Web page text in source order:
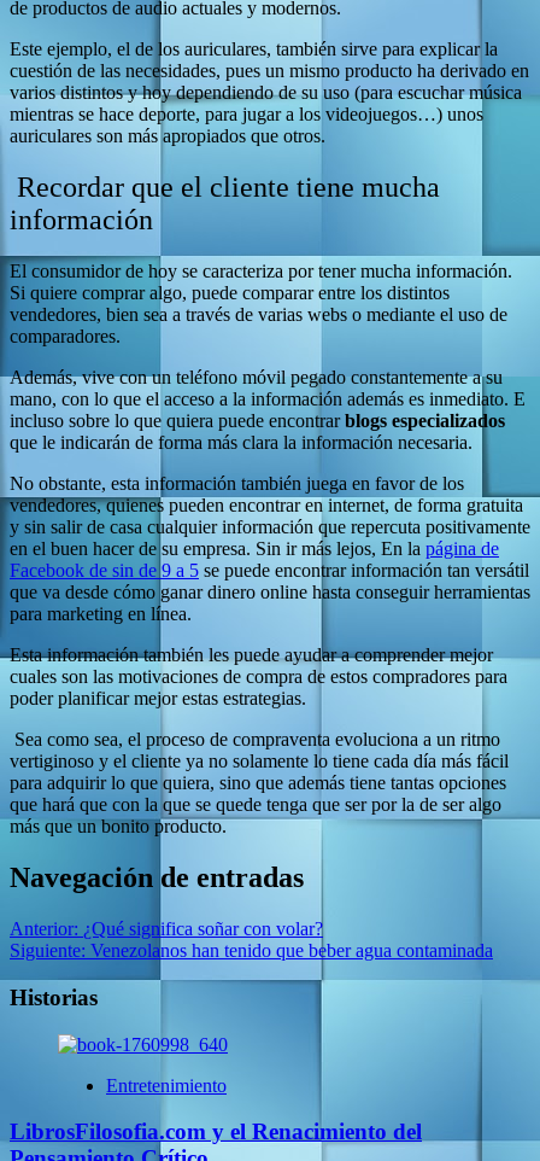
de productos de audio actuales y modernos.
Este ejemplo, el de los auriculares, también sirve para explicar la
cuestión de las necesidades, pues un mismo producto ha derivado en
varios distintos y hoy dependiendo de su uso (para escuchar música
mientras se hace deporte, para jugar a los videojuegos…) unos
auriculares son más apropiados que otros.
Recordar que el cliente tiene mucha
información
El consumidor de hoy se caracteriza por tener mucha información.
Si quiere comprar algo, puede comparar entre los distintos
vendedores, bien sea a través de varias webs o mediante el uso de
comparadores.
Además, vive con un teléfono móvil pegado constantemente a su
mano, con lo que el acceso a la información además es inmediato. E
incluso sobre lo que quiera puede encontrarblogs especializados
que le indicarán de forma más clara la información necesaria.
No obstante, esta información también juega en favor de los
vendedores, quienes pueden encontrar en internet, de forma gratuita
y sin salir de casa cualquier información que repercuta positivamente
en el buen hacer de su empresa. Sin ir más lejos, En la página de
Facebook de sin de 9 a 5 se puede encontrar información tan versátil
que va desde cómo ganar dinero online hasta conseguir herramientas
para marketing en línea.
Esta información también les puede ayudar a comprender mejor
cuales son las motivaciones de compra de estos compradores para
poder planificar mejor estas estrategias.
Sea como sea, el proceso de compraventa evoluciona a un ritmo
vertiginoso y el cliente ya no solamente lo tiene cada día más fácil
para adquirir lo que quiera, sino que además tiene tantas opciones
que hará que con la que se quede tenga que ser por la de ser algo
más que un bonito producto.
Navegación de entradas
Anterior: ¿Qué significa soñar con volar?
Siguiente: Venezolanos han tenido que beber agua contaminada
Historias
Entretenimiento
LibrosFilosofia.com y el Renacimiento del